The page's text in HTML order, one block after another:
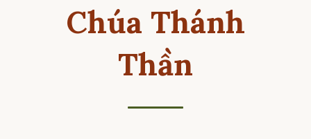
Chúa Thánh
Thần